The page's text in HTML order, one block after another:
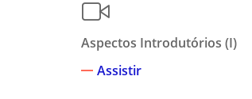
Aspectos Introdutórios (I)
Assistir